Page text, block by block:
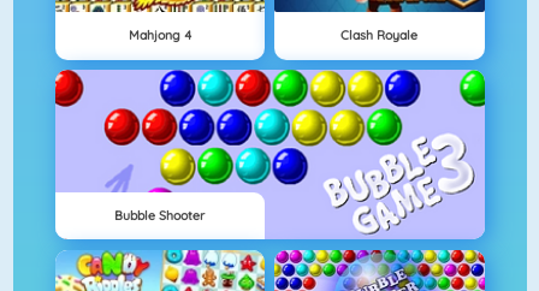
Mahjong 4 Clash Royale
Bubble Shooter